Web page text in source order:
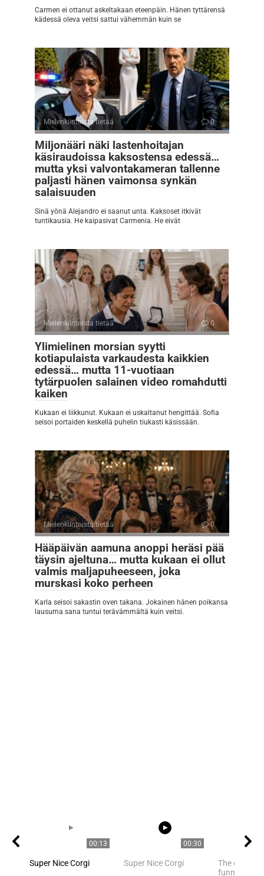
Carmen ei ottanut askeltakaan eteenpäin. Hänen tyttärensä
kädessä oleva veitsi sattui vähemmän kuin se
Mielenkiintoista tietää 0
Miljonääri näki lastenhoitajan
käsiraudoissa kaksostensa edessä…
mutta yksi valvontakameran tallenne
paljasti hänen vaimonsa synkän
salaisuuden
Sinä yönä Alejandro ei saanut unta. Kaksoset itkivät
tuntikausia. He kaipasivat Carmenia. He eivät
Mielenkiintoista tietää 0
Ylimielinen morsian syytti
kotiapulaista varkaudesta kaikkien
edessä… mutta 11-vuotiaan
tytärpuolen salainen video romahdutti
kaiken
Kukaan ei liikkunut. Kukaan ei uskaltanut hengittää. Sofia
seisoi portaiden keskellä puhelin tiukasti käsissään.
Mielenkiintoista tietää 0
Hääpäivän aamuna anoppi heräsi pää
täysin ajeltuna… mutta kukaan ei ollut
valmis maljapuheeseen, joka
murskasi koko perheen
Karla seisoi sakastin oven takana. Jokainen hänen poikansa
lausuma sana tuntui terävämmältä kuin veitsi.
00:13
Super Nice Corgi
00:30
Super Nice Corgi
The owner
funny cat